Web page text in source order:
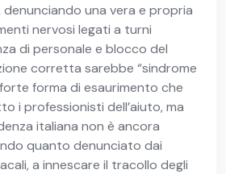
una vera e propria
nervosi legati a turni
di personale e blocco del
corretta sarebbe “sindrome
forma di esaurimento che
i professionisti dell’aiuto, ma
italiana non è ancora
quanto denunciato dai
a innescare il tracollo degli